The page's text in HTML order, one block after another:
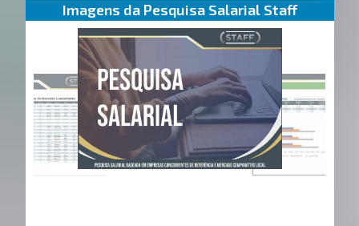
Imagens da Pesquisa Salarial Staff